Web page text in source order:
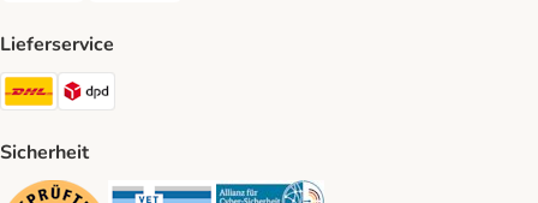
Lieferservice
DHL Shipping Method
Sicherheit
Security Security Security